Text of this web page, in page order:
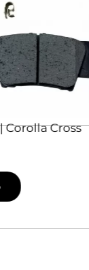
Corolla Cross